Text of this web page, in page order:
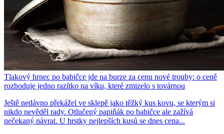
Tlakový hrnec po babičce jde na burze za cenu nové trouby: o ceně
rozhoduje jedno razítko na víku, které zmizelo s továrnou
Ještě nedávno překážel ve sklepě jako těžký kus kovu, se kterým si
nikdo nevěděl rady. Otlučený papiňák po babičce ale zažívá
nečekaný návrat. U hrstky nejlepších kusů se dnes cena...